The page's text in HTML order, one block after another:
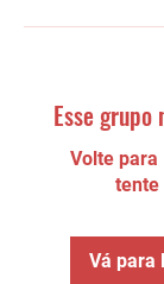
Esse
Volte para
tente
Vá para